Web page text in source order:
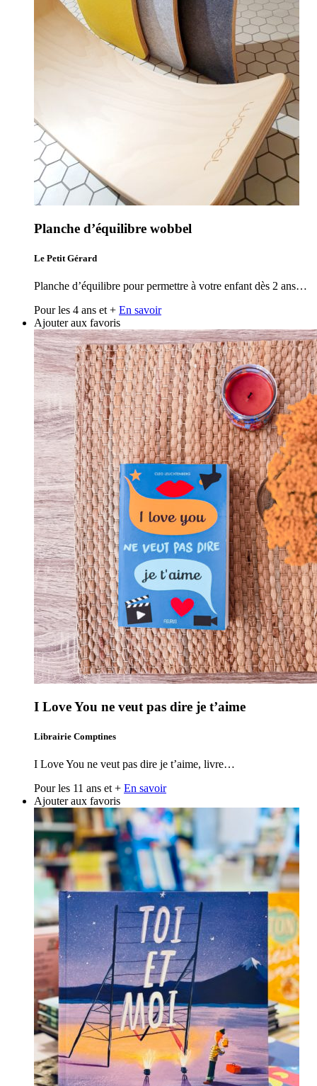
Planche d’équilibre wobbel
Le Petit Gérard
Planche d’équilibre pour permettre à votre enfant dès 2 ans…
Pour les 4 ans et + En savoir
Ajouter aux favoris
I Love You ne veut pas dire je t’aime
Librairie Comptines
I Love You ne veut pas dire je t’aime, livre…
Pour les 11 ans et + En savoir
Ajouter aux favoris